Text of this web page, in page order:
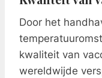
Door het
kwaliteit van
wereldwijde